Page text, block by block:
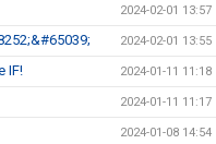
2024-02-01 13:57
2024-02-01 13:55
IF! 2024-01-11 11:18
2024-01-11 11:17
2024-01-08 14:54